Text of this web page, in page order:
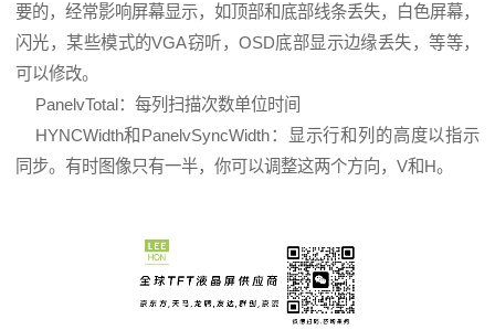
要的，经常影响屏幕显示，如顶部和底部线条丢失，白色屏幕，
闪光，某些模式的VGA窃听，OSD底部显示边缘丢失，等等，
可以修改。
PanelvTotal：每列扫描次数单位时间
HYNCWidth和PanelvSyncWidth：显示行和列的高度以指示
同步。有时图像只有一半，你可以调整这两个方向，V和H。